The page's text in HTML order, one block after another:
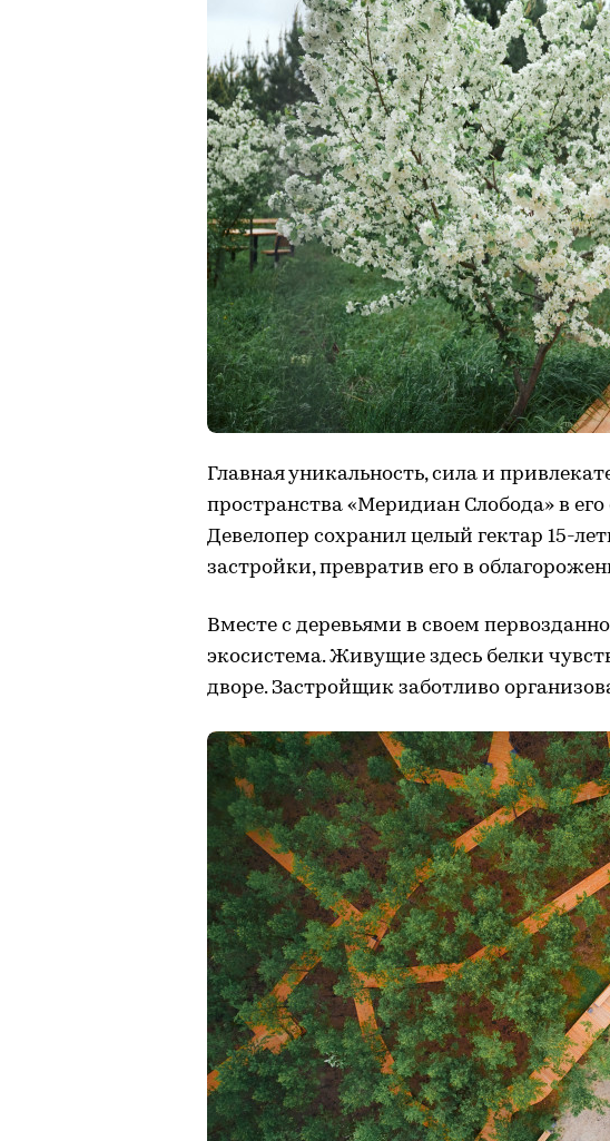
Главная уникальность, сила и
пространства «Меридиан Слобода» в
Девелопер сохранил целый гектар 15-
застройки, превратив его в
Вместе с деревьями в своем
экосистема. Живущие здесь белки
дворе. Застройщик заботливо